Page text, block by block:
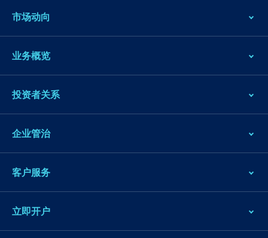
市场动向
业务概览
投资者关系
企业管治
客户服务
立即开户